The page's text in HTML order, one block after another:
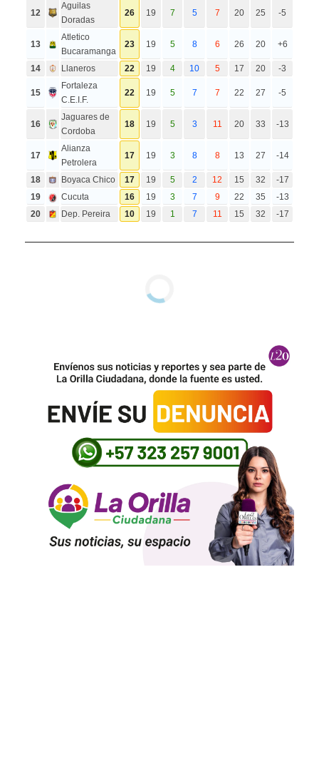
12
Aguilas
Doradas
26 19 7 5 7 20 25 -5
13
Atletico
Bucaramanga
23 19 5 8 6 26 20 +6
14 Llaneros 22 19 4 10 5 17 20 -3
15
Fortaleza
C.E.I.F.
22 19 5 7 7 22 27 -5
16
Jaguares de
Cordoba
18 19 5 3 11 20 33 -13
17
Alianza
Petrolera
17 19 3 8 8 13 27 -14
18 Boyaca Chico 17 19 5 2 12 15 32
-17
19
Cucuta 16 19 3 7 9 22 35
-13
20
Dep. Pereira 10 19 1 7 11 15 32 -17